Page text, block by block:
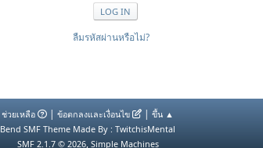
ลืมรหัสผ่านหรือไม่?
ช่วยเหลือ | ข้อตกลงและเงื่อนไข | ขึ้น ▲
Bend SMF Theme Made By : TwitchisMental
SMF 2.1.7 © 2026, Simple Machines